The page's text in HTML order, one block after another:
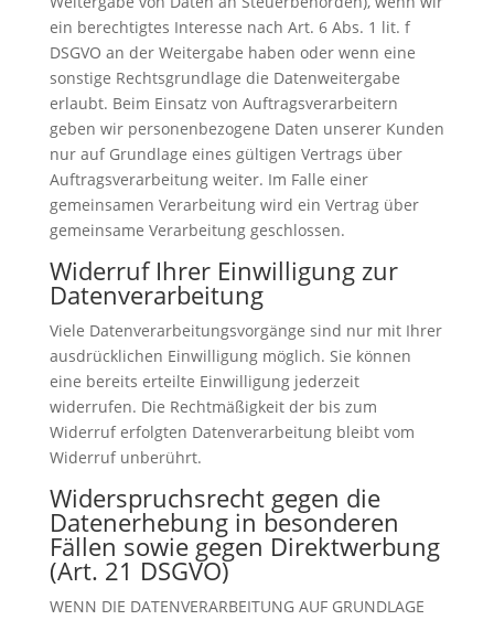
ein berechtigtes Interesse nach Art. 6 Abs. 1 lit. f
DSGVO an der Weitergabe haben oder wenn eine
sonstige Rechtsgrundlage die Datenweitergabe
erlaubt. Beim Einsatz von Auftragsverarbeitern
geben wir personenbezogene Daten unserer Kunden
nur auf Grundlage eines gültigen Vertrags über
Auftragsverarbeitung weiter. Im Falle einer
gemeinsamen Verarbeitung wird ein Vertrag über
gemeinsame Verarbeitung geschlossen.
Widerruf Ihrer Einwilligung zur
Datenverarbeitung
Viele Datenverarbeitungsvorgänge sind nur mit Ihrer
ausdrücklichen Einwilligung möglich. Sie können
eine bereits erteilte Einwilligung jederzeit
widerrufen. Die Rechtmäßigkeit der bis zum
Widerruf erfolgten Datenverarbeitung bleibt vom
Widerruf unberührt.
Widerspruchsrecht gegen die
Datenerhebung in besonderen
Fällen sowie gegen Direktwerbung
(Art. 21 DSGVO)
WENN DIE DATENVERARBEITUNG AUF GRUNDLAGE